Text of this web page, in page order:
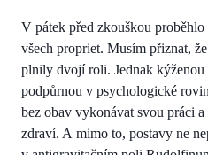
V pátek před zkouškou proběhlo
všech propriet. Musím přiznat,
plnily dvojí roli. Jednak kýženou
podpůrnou v psychologické
bez obav vykonávat svou práci a
zdraví. A mimo to, postavy ne